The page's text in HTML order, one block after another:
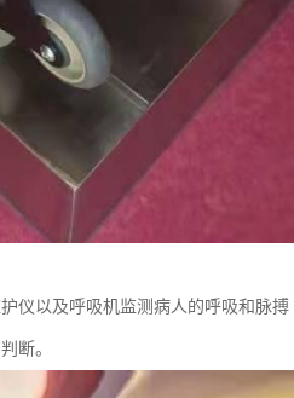
仪以及呼吸机监测病人的呼吸和脉搏
断。